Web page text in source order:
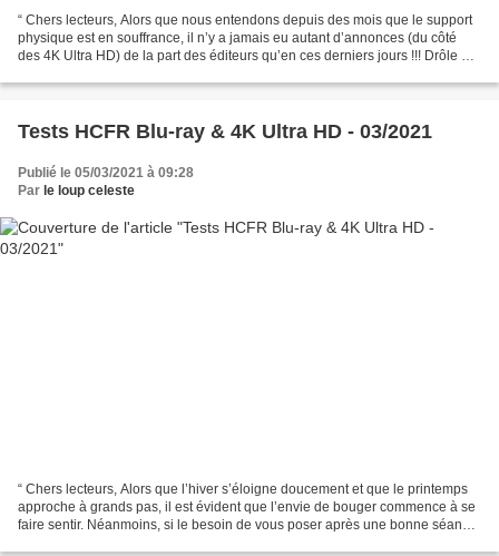
“ Chers lecteurs, Alors que nous entendons depuis des mois que le support
physique est en souffrance, il n’y a jamais eu autant d’annonces (du côté
des 4K Ultra HD) de la part des éditeurs qu’en ces derniers jours !!! Drôle de
Tests HCFR Blu-ray & 4K Ultra HD - 03/2021
Publié le 05/03/2021 à 09:28
Par le loup celeste
“ Chers lecteurs, Alors que l’hiver s’éloigne doucement et que le printemps
approche à grands pas, il est évident que l’envie de bouger commence à se
faire sentir. Néanmoins, si le besoin de vous poser après une bonne séance